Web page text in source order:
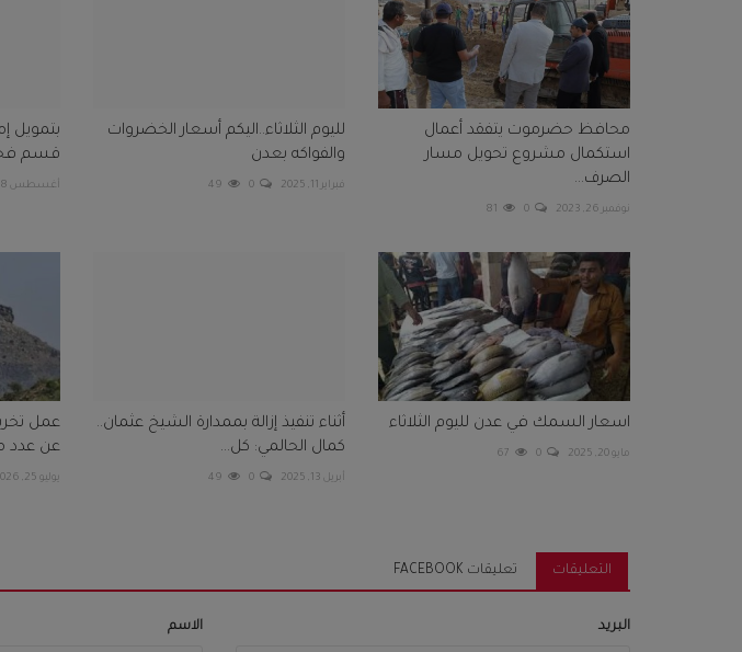
محافظ حضرموت يتفقد أعمال
استكمال مشروع تحويل مسار
الصرف...
نوفمبر 26, 2023 0
81
لليوم الثلاثاء..اليكم أسعار الخضروات
والفواكه بعدن
فبراير 11, 2025 0
49
بتمويل
قسم
أغسطس 18, 2025
اسعار السمك في عدن لليوم الثلاثاء
مايو 20, 2025 0
67
أثناء تنفيذ إزالة بممدارة الشيخ عثمان..
كمال الحالمي: كل...
أبريل 13, 2025 0
49
عمل
عن عدد
يوليو 25, 2026
التعليقات تعليقات FACEBOOK
الاسم البريد